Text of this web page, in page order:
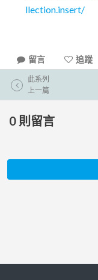
llection.insert/
留言 追蹤
此系列
上一篇
0 則留言